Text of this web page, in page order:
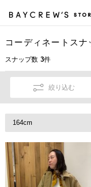
コーディネートスナ
スナップ数 3件
絞り込む
164cm